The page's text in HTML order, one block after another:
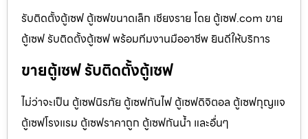
รับติดตั้งตู้เซฟ ตู้เซฟขนาดเล็ก เชียงราย โดย ตู้เซฟ.com ขาย
ตู้เซฟ รับติดตั้งตู้เซฟ พร้อมทีมงานมืออาชีพ ยินดีให้บริการ
ขายตู้เซฟ รับติดตั้งตู้เซฟ
ไม่ว่าจะเป็น ตู้เซฟนิรภัย ตู้เซฟกันไฟ ตู้เซฟดิจิตอล ตู้เซฟกุญแจ
ตู้เซฟโรงแรม ตู้เซฟราคาถูก ตู้เซฟกันน้ำ และอื่นๆ